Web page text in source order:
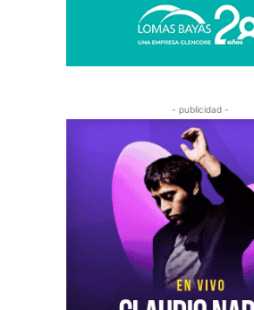
- publicidad -